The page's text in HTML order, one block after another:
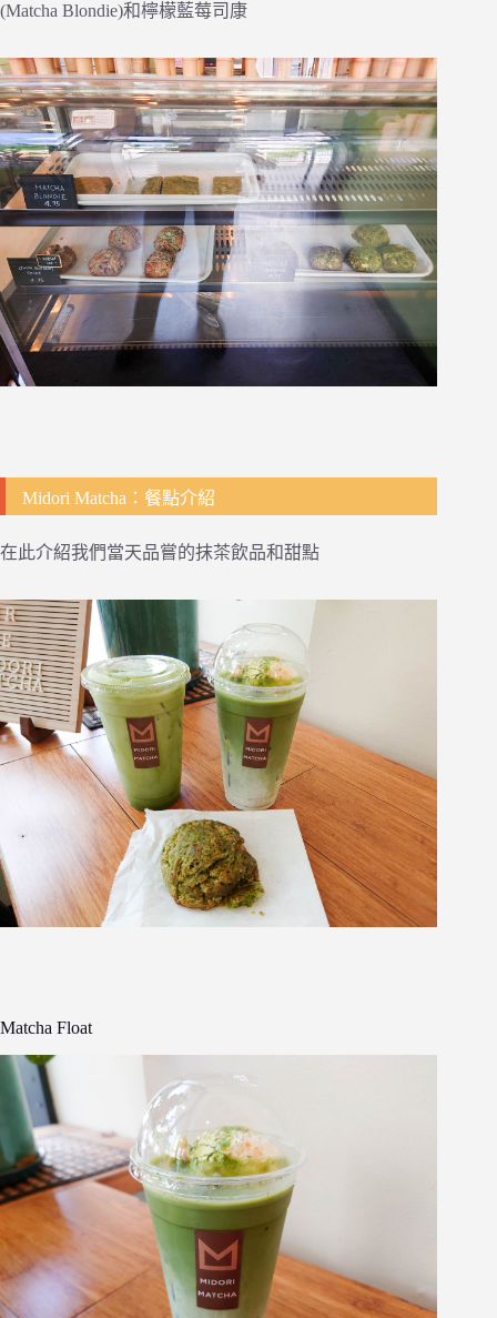
(Matcha Blondie)和檸檬藍莓司康
Midori Matcha：餐點介紹
在此介紹我們當天品嘗的抹茶飲品和甜點
Matcha Float